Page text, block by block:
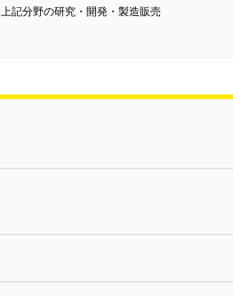
上記分野の研究・開発・製造販売